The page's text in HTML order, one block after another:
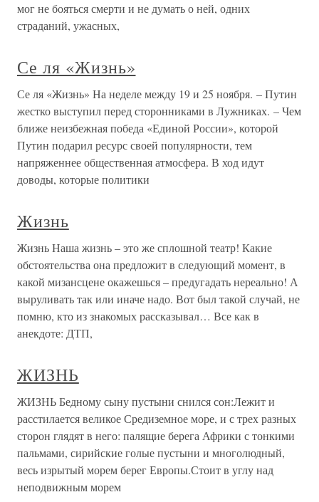
мог не бояться смерти и не думать о ней, одних
страданий, ужасных,
Се ля «Жизнь»
Се ля «Жизнь» На неделе между 19 и 25 ноября. – Путин
жестко выступил перед сторонниками в Лужниках. – Чем
ближе неизбежная победа «Единой России», которой
Путин подарил ресурс своей популярности, тем
напряженнее общественная атмосфера. В ход идут
доводы, которые политики
Жизнь
Жизнь Наша жизнь – это же сплошной театр! Какие
обстоятельства она предложит в следующий момент, в
какой мизансцене окажешься – предугадать нереально! А
выруливать так или иначе надо. Вот был такой случай, не
помню, кто из знакомых рассказывал… Все как в
анекдоте: ДТП,
ЖИЗНЬ
ЖИЗНЬ Бедному сыну пустыни снился сон:Лежит и
расстилается великое Средиземное море, и с трех разных
сторон глядят в него: палящие берега Африки с тонкими
пальмами, сирийские голые пустыни и многолюдный,
весь изрытый морем берег Европы.Стоит в углу над
неподвижным морем